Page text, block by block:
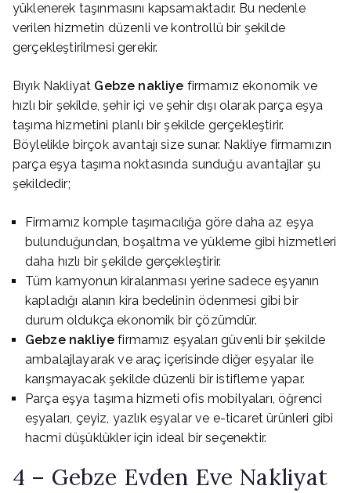
yüklenerek taşınmasını kapsamaktadır. Bu nedenle
verilen hizmetin düzenli ve kontrollü bir şekilde
gerçekleştirilmesi gerekir.
Bıyık Nakliyat Gebze nakliye firmamız ekonomik ve
hızlı bir şekilde, şehir içi ve şehir dışı olarak parça eşya
taşıma hizmetini planlı bir şekilde gerçekleştirir.
Böylelikle birçok avantajı size sunar. Nakliye firmamızın
parça eşya taşıma noktasında sunduğu avantajlar şu
şekildedir;
Firmamız komple taşımacılığa göre daha az eşya
bulunduğundan, boşaltma ve yükleme gibi hizmetleri
daha hızlı bir şekilde gerçekleştirir.
Tüm kamyonun kiralanması yerine sadece eşyanın
kapladığı alanın kira bedelinin ödenmesi gibi bir
durum oldukça ekonomik bir çözümdür.
Gebze nakliye firmamız eşyaları güvenli bir şekilde
ambalajlayarak ve araç içerisinde diğer eşyalar ile
karışmayacak şekilde düzenli bir istifleme yapar.
Parça eşya taşıma hizmeti ofis mobilyaları, öğrenci
eşyaları, çeyiz, yazlık eşyalar ve e-ticaret ürünleri gibi
hacmi düşüklükler için ideal bir seçenektir.
4 – Gebze Evden Eve Nakliyat